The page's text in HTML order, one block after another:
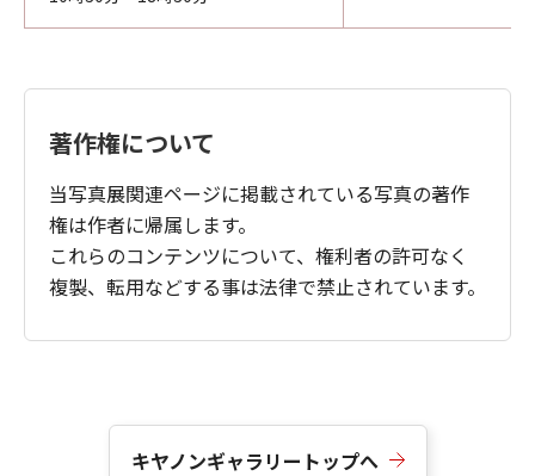
著作権について
当写真展関連ページに掲載されている写真の著作
権は作者に帰属します。
これらのコンテンツについて、権利者の許可なく
複製、転用などする事は法律で禁止されています。
キヤノンギャラリートップへ